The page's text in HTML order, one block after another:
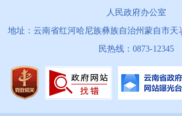
人民政府办公室
地址：云南省红河哈尼族彝族自治州蒙自市
民热线：0873-12345